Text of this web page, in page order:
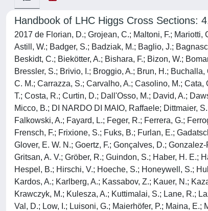
Handbook of LHC Higgs Cross Sections:
2017 de Florian, D.; Grojean, C.; Maltoni, F.; Mariotti,
Astill, W.; Badger, S.; Badziak, M.; Baglio, J.;
Beskidt, C.; Biekötter, A.; Bishara, F.; Bizon, W.;
Bressler, S.; Brivio, I.; Broggio, A.; Brun, H.;
C. M.; Carrazza, S.; Carvalho, A.; Casolino, M.;
T.; Costa, R.; Curtin, D.; Dall'Osso, M.; David, A.;
Micco, B.; DI NARDO DI MAIO, Raffaele; Dittmaier,
Falkowski, A.; Fayard, L.; Feger, R.; Ferrera, G.;
Frensch, F.; Frixione, S.; Fuks, B.; Furlan, E.;
Glover, E. W. N.; Goertz, F.; Gonçalves, D.;
Gritsan, A. V.; Gröber, R.; Guindon, S.; Haber, H. E.;
Hespel, B.; Hirschi, V.; Hoeche, S.; Honeywell, S.;
Kardos, A.; Karlberg, A.; Kassabov, Z.; Kauer, N.;
Krawczyk, M.; Kulesza, A.; Kuttimalai, S.; Lane, R.;
Val, D.; Low, I.; Luisoni, G.; Maierhöfer, P.; Maina,